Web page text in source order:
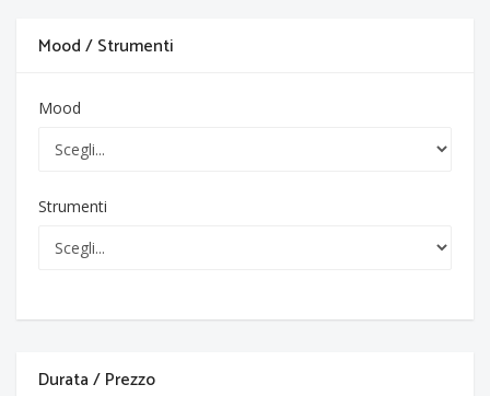
Mood / Strumenti
Mood
Strumenti
Durata / Prezzo